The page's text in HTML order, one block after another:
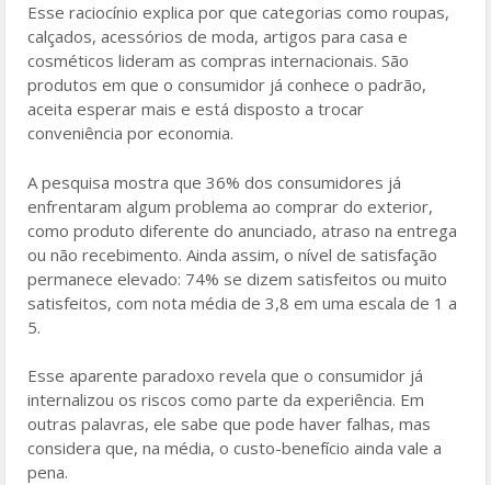
Esse raciocínio explica por que categorias como roupas,
calçados, acessórios de moda, artigos para casa e
cosméticos lideram as compras internacionais. São
produtos em que o consumidor já conhece o padrão,
aceita esperar mais e está disposto a trocar
conveniência por economia.
A pesquisa mostra que 36% dos consumidores já
enfrentaram algum problema ao comprar do exterior,
como produto diferente do anunciado, atraso na entrega
ou não recebimento. Ainda assim, o nível de satisfação
permanece elevado: 74% se dizem satisfeitos ou muito
satisfeitos, com nota média de 3,8 em uma escala de 1 a
5.
Esse aparente paradoxo revela que o consumidor já
internalizou os riscos como parte da experiência. Em
outras palavras, ele sabe que pode haver falhas, mas
considera que, na média, o custo-benefício ainda vale a
pena.